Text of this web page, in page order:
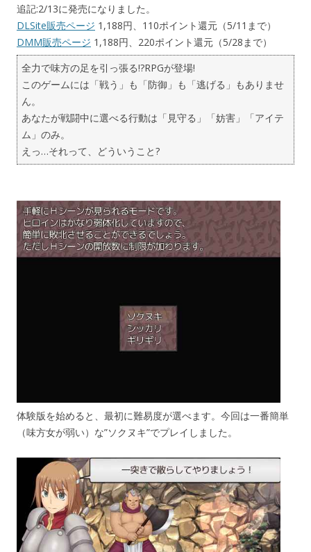
追記:2/13に発売になりました。
DLSite販売ページ 1,188円、110ポイント還元（5/11まで）
DMM販売ページ 1,188円、220ポイント還元（5/28まで）
全力で味方の足を引っ張る!?RPGが登場!
このゲームには「戦う」も「防御」も「逃げる」もありませ
ん。
あなたが戦闘中に選べる行動は「見守る」「妨害」「アイテ
ム」のみ。
えっ…それって、どういうこと?
体験版を始めると、最初に難易度が選べます。今回は一番簡単
（味方女が弱い）な”ソクヌキ”でプレイしました。